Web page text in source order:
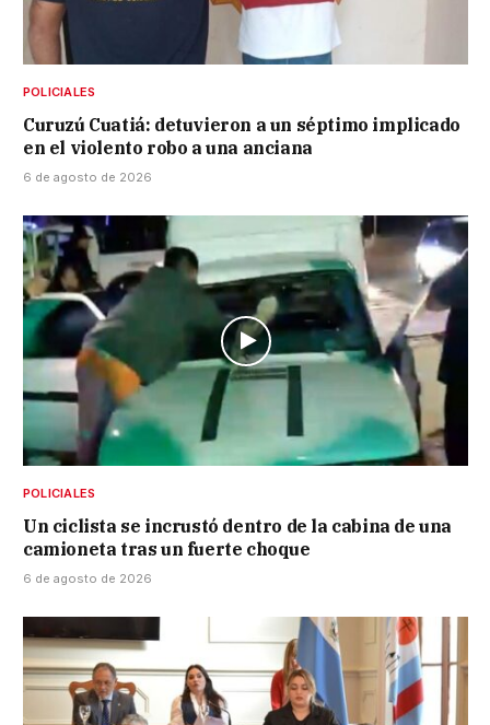
POLICIALES
Curuzú Cuatiá: detuvieron a un séptimo implicado
en el violento robo a una anciana
6 de agosto de 2026
POLICIALES
Un ciclista se incrustó dentro de la cabina de una
camioneta tras un fuerte choque
6 de agosto de 2026